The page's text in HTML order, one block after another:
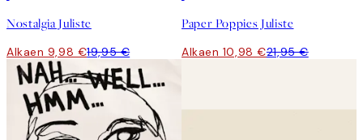
Nostalgia Juliste
Alkaen 9,98 €19,95 €
Paper Poppies Juliste
Alkaen 10,98 €21,95 €